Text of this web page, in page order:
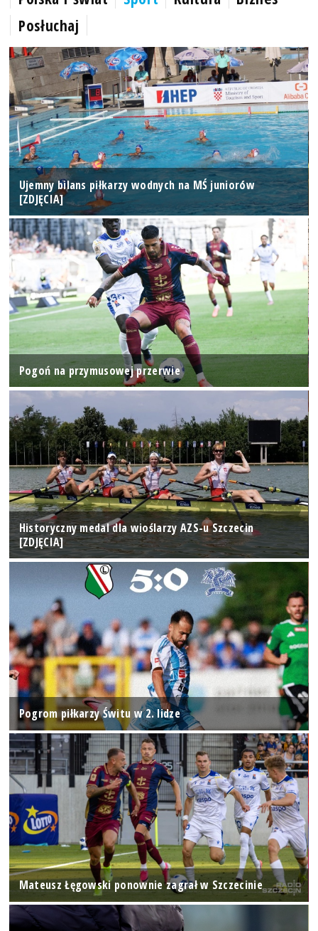
Posłuchaj
Ujemny bilans piłkarzy wodnych na MŚ juniorów
[ZDJĘCIA]
Pogoń na przymusowej przerwie
Historyczny medal dla wioślarzy AZS-u Szczecin
[ZDJĘCIA]
Pogrom piłkarzy Świtu w 2. lidze
Mateusz Łęgowski ponownie zagrał w Szczecinie